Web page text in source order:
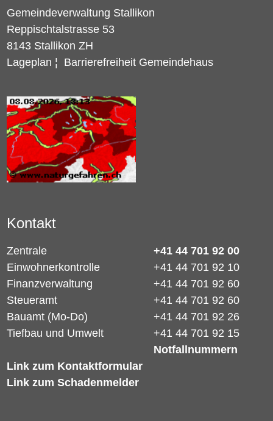
Gemeindeverwaltung Stallikon
Reppischtalstrasse 53
8143 Stallikon ZH
Lageplan ¦ Barrierefreiheit Gemeindehaus
Kontakt
Zentrale
+41 44 701 92 00
Einwohnerkontrolle
+41 44 701 92 10
Finanzverwaltung
+41 44 701 92 60
Steueramt
+41 44 701 92 60
Bauamt (Mo-Do)
+41 44 701 92 26
Tiefbau und Umwelt
Link zum Kontaktformular
Link zum Schadenmelder
+41 44 701 92 15
Notfallnummern